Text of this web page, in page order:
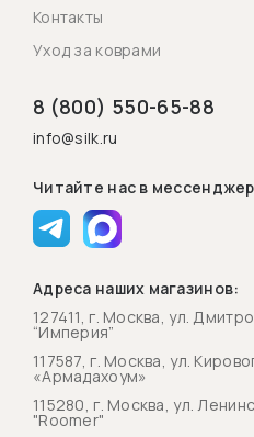
Контакты
Уход за коврами
8 (800) 550-65-88
info@silk.ru
Читайте нас в
Адреса наших магазинов:
127411, г. Москва, ул.
“Империя”
117587, г. Москва, ул.
«Армадахоум»
115280, г. Москва, ул.
"Roomer"